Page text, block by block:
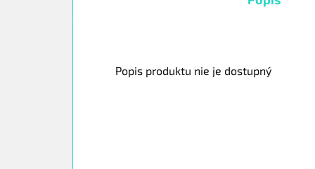
Popis produktu nie je dostupný